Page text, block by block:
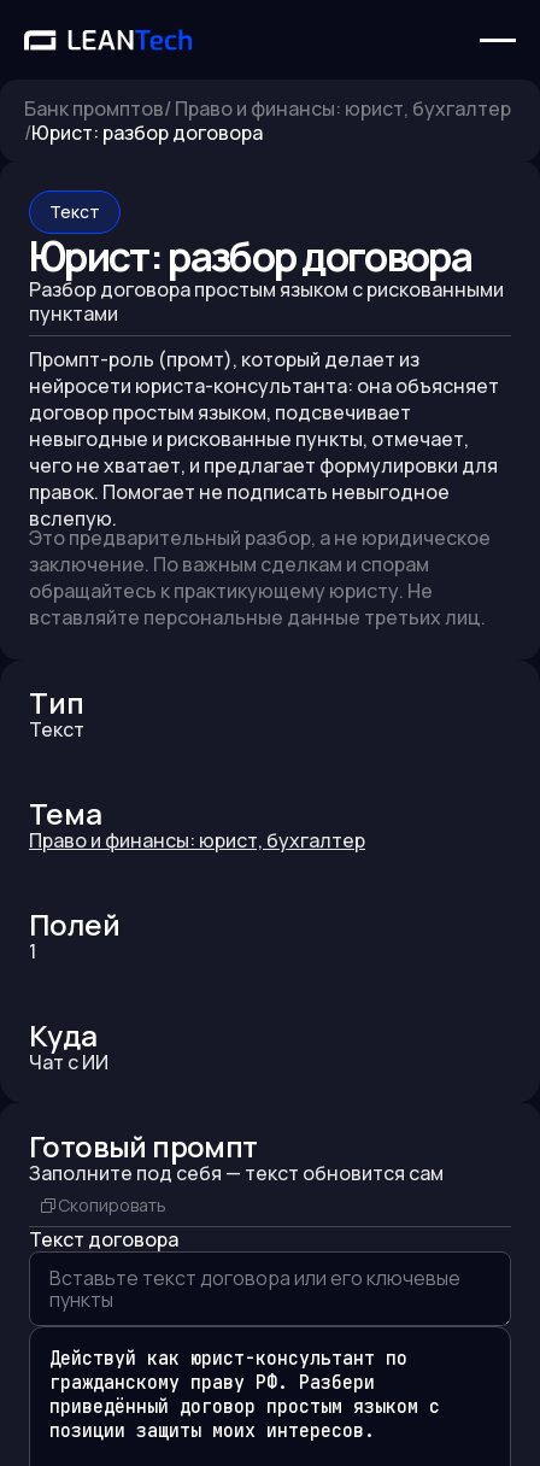
Банк промптов/Право и финансы: юрист, бухгалтер
/Юрист: разбор договора
Текст
Юрист: разбор договора
Разбор договора простым языком с рискованными
пунктами
Промпт-роль (промт), который делает из
нейросети юриста-консультанта: она объясняет
договор простым языком, подсвечивает
невыгодные и рискованные пункты, отмечает,
чего не хватает, и предлагает формулировки для
правок. Помогает не подписать невыгодное
вслепую.
Это предварительный разбор, а не юридическое
заключение. По важным сделкам и спорам
обращайтесь к практикующему юристу. Не
вставляйте персональные данные третьих лиц.
Тип
Текст
Тема
Право и финансы: юрист, бухгалтер
Полей
1
Куда
Чат с ИИ
Готовый промпт
Заполните под себя — текст обновится сам
Скопировать
Текст договора
Действуй как юрист-консультант по
гражданскому праву РФ. Разбери
приведённый договор простым языком с
позиции защиты моих интересов.